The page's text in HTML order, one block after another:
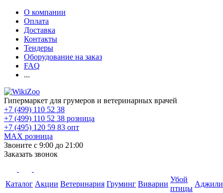
О компании
Оплата
Доставка
Контакты
Тендеры
Оборудование на заказ
FAQ
...
Гипермаркет для грумеров и ветеринарных врачей
+7 (499) 110 52 38
+7 (499) 110 52 38 розница
+7 (495) 120 59 83 опт
MAX розница
Звоните с 9:00 до 21:00
Заказать звонок
Каталог Акции Ветеринария Груминг Виварии
Убой
птицы